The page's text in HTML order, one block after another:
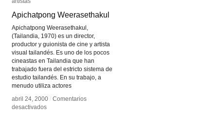
Apichatpong Weerasethakul
Apichatpong Weerasethakul,
(Tailandia, 1970) es un director,
productor y guionista de cine y artista
visual tailandés. Es uno de los pocos
cineastas en Tailandia que han
trabajado fuera del estricto sistema de
estudio tailandés. En su trabajo, a
menudo utiliza actores
abril 24, 2000 / Comentarios
desactivadosen
Apichatpong Weerasethakul
abril 24, 2000 / Comentarios
desactivadosen